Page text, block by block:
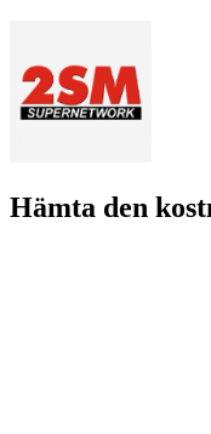
Hämta den